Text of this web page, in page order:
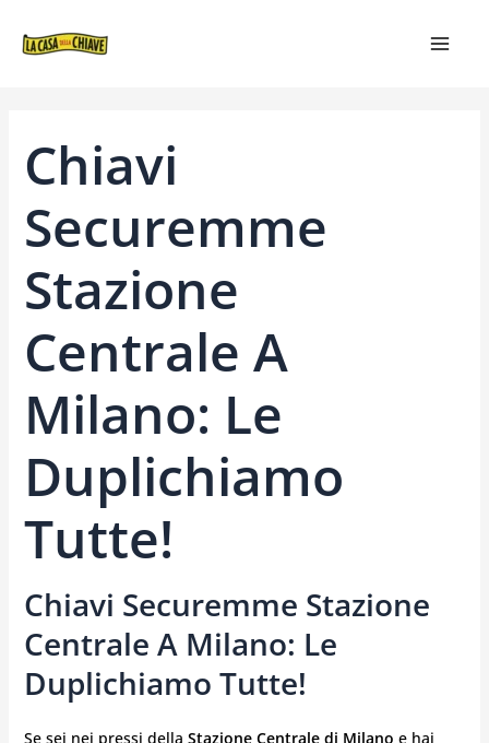
Chiavi
Securemme
Stazione
Centrale A
Milano: Le
Duplichiamo
Tutte!
Chiavi Securemme Stazione
Centrale A Milano: Le
Duplichiamo Tutte!
Se sei nei pressi della Stazione Centrale di Milano e hai
ARTICOLI